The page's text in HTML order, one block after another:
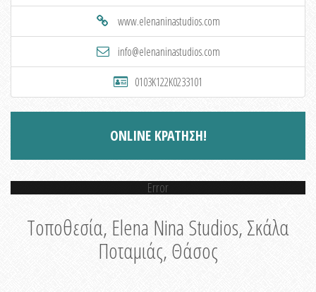
www.elenaninastudios.com
info@elenaninastudios.com
0103K122K0233101
ONLINE ΚΡΑΤΗΣΗ!
Error
Τοποθεσία, Elena Nina Studios, Σκάλα
Ποταμιάς, Θάσος